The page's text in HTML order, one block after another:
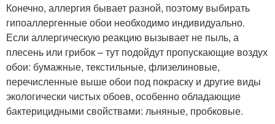
Конечно, аллергия бывает разной, поэтому выбирать
гипоаллергенные обои необходимо индивидуально.
Если аллергическую реакцию вызывает не пыль, а
плесень или грибок – тут подойдут пропускающие воздух
обои: бумажные, текстильные, флизелиновые,
перечисленные выше обои под покраску и другие виды
экологически чистых обоев, особенно обладающие
бактерицидными свойствами: льняные, пробковые.